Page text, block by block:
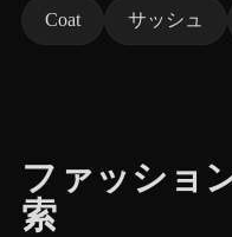
Coat サッシュ
ファッショ
索